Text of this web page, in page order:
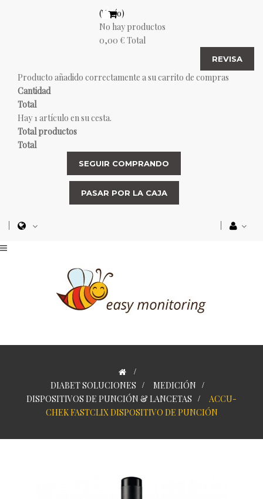
(Vacío)
No hay productos
0,00 € Total
REVISA
Producto añadido correctamente a su carrito de compras
Cantidad
Total
Hay 1 artículo en su cesta.
Total productos
Total
SEGUIR COMPRANDO
PASAR POR LA CAJA
>
DIABET SOLUCIONES > MEDICIÓN >
DISPOSITIVOS DE PUNCIÓN & LANCETAS >
ACCU-
CHEK FASTCLIX DISPOSITIVO DE PUNCIÓN